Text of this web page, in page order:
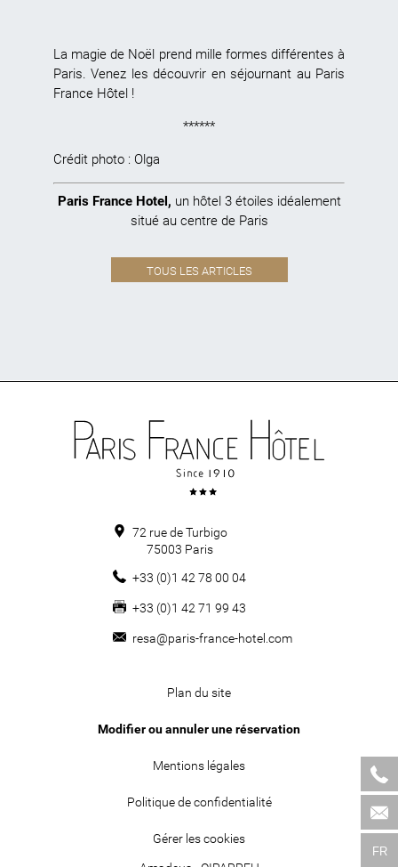
FR
La magie de Noël prend mille formes différentes à
Paris. Venez les découvrir en séjournant au Paris
France Hôtel !
******
Crédit photo : Olga
Paris France Hotel, un hôtel 3 étoiles idéalement
situé au centre de Paris
TOUS LES ARTICLES
72 rue de Turbigo
75003 Paris
+33 (0)1 42 78 00 04
+33 (0)1 42 71 99 43
resa@paris-france-hotel.com
Plan du site
Modifier ou annuler une réservation
Mentions légales
Politique de confidentialité
Gérer les cookies